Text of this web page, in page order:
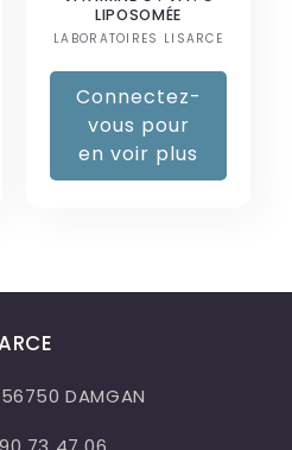
LIPOSOMÉE
Fournisseur :
LABORATOIRES LISARCE
Connectez-
vous pour
en voir plus
56750 DAMGAN